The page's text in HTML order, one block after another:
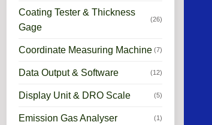
Coating Tester & Thickness
Gage
(26)
Coordinate Measuring Machine (7)
Data Output & Software (12)
Display Unit & DRO Scale (5)
Emission Gas Analyser (1)